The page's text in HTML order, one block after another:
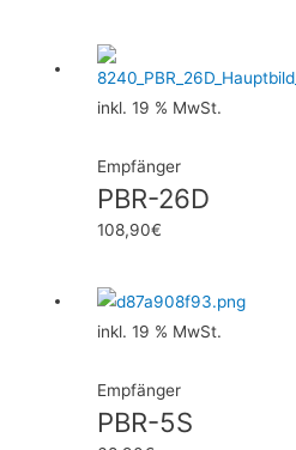
inkl. 19 % MwSt.
Empfänger
PBR-26D
108,90€
inkl. 19 % MwSt.
Empfänger
PBR-5S